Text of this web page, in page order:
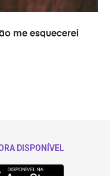
me esquecerei
DISPONÍVEL